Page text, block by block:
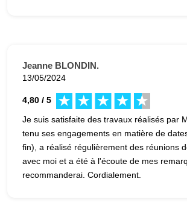
Jeanne BLONDIN.
13/05/2024
4,80 / 5
Je suis satisfaite des travaux réalisés par
tenu ses engagements en matière de
fin), a réalisé régulièrement des réunions
avec moi et a été à l'écoute de mes
recommanderai. Cordialement.